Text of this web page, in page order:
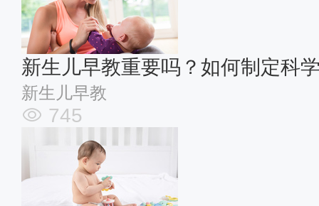
新生儿早教重要吗？如何制定科
新生儿早教
745